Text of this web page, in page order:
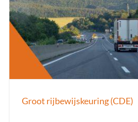
Groot rijbewijskeuring (CDE)
CROW 400
Keuringen